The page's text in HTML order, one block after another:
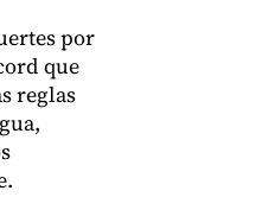
por
que
reglas